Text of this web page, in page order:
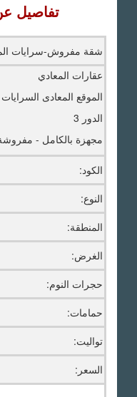
تفاصيل
شقة مفروش-سرايات
عقارات المعادي
الموقع المعادى السرايات
الدور 3
مجهزة بالكامل -
الكود:
النوع:
المنطقة:
الغرض:
حجرات النوم:
حمامات:
تواليت:
السعر: